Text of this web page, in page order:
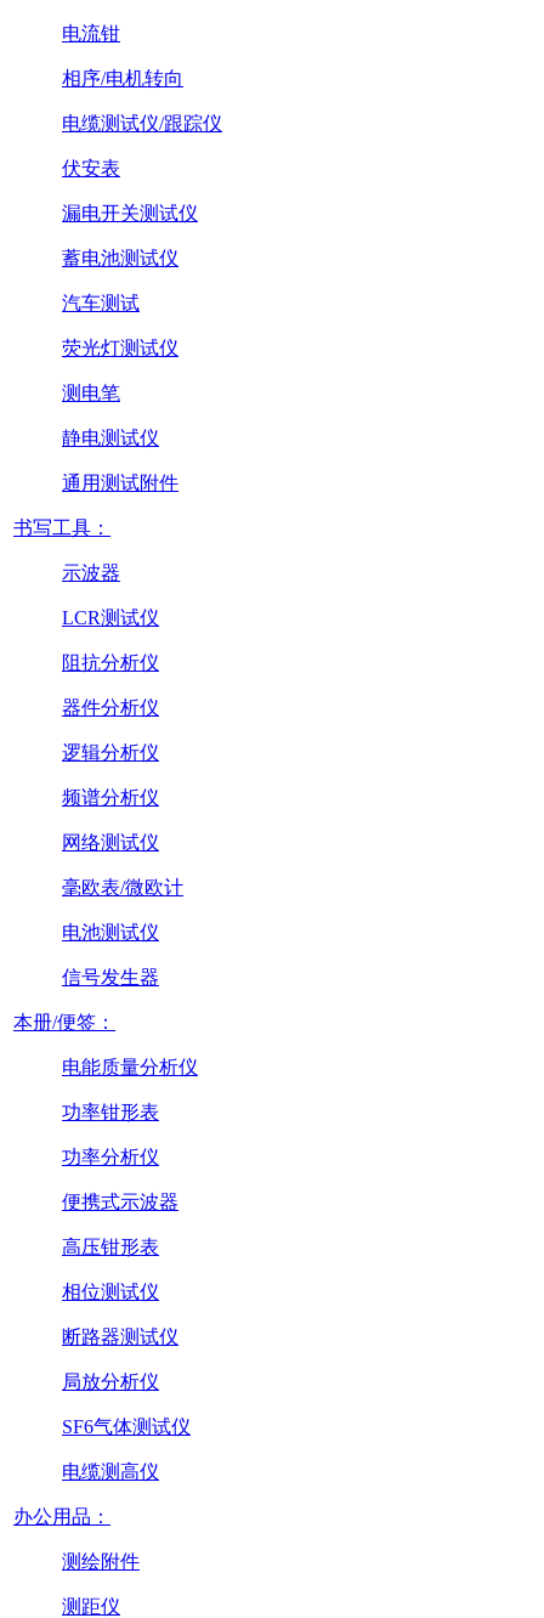
电流钳
相序/电机转向
电缆测试仪/跟踪仪
伏安表
漏电开关测试仪
蓄电池测试仪
汽车测试
荧光灯测试仪
测电笔
静电测试仪
通用测试附件
书写工具：
示波器
LCR测试仪
阻抗分析仪
器件分析仪
逻辑分析仪
频谱分析仪
网络测试仪
毫欧表/微欧计
电池测试仪
信号发生器
本册/便签：
电能质量分析仪
功率钳形表
功率分析仪
便携式示波器
高压钳形表
相位测试仪
断路器测试仪
局放分析仪
SF6气体测试仪
电缆测高仪
办公用品：
测绘附件
测距仪